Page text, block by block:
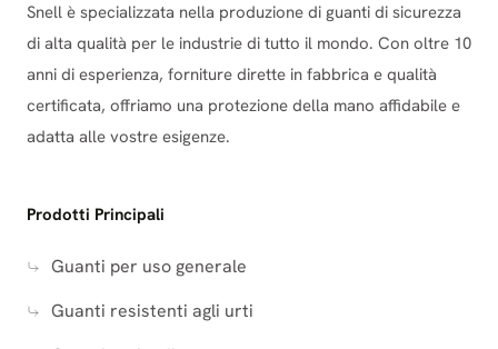
Snell è specializzata nella produzione di guanti di sicurezza
di alta qualità per le industrie di tutto il mondo. Con oltre 10
anni di esperienza, forniture dirette in fabbrica e qualità
certificata, offriamo una protezione della mano affidabile e
adatta alle vostre esigenze.
Prodotti Principali
Guanti per uso generale
Guanti resistenti agli urti